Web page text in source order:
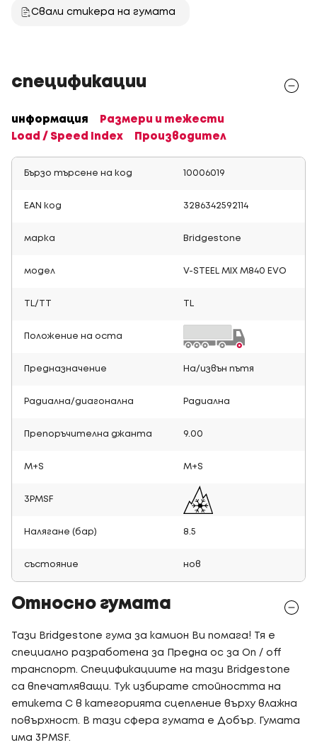
Свали стикера на гумата
спецификации
информация
Размери и тежести
Load / Speed Index
Производител
Бързо търсене на код 10006019
EAN код 3286342592114
марка Bridgestone
модел V-STEEL MIX M840 EVO
TL/TT
Положение на оста
Предназначение На/извън пътя
Радиална/диагонална Радиална
Препоръчителна джанта 9.00
M+S M+S
3PMSF
Налягане (бар) 8.5
състояние нов
Относно гумата
Тази Bridgestone гума за камион Ви помага! Тя е
специално разработена за Предна ос за On / off
транспорт. Спецификациите на тази Bridgestone
са впечатляващи. Тук избирате стойността на
етикета C в категорията сцепление върху влажна
повърхност. В тази сфера гумата е Добър. Гумата
има 3PMSF.